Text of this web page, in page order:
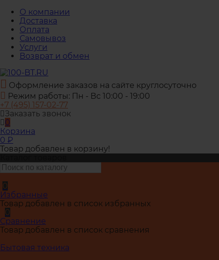
О компании
Доставка
Оплата
Самовывоз
Услуги
Возврат и обмен
Оформление заказов на сайте круглосуточно
Режим работы: Пн - Вс 10:00 - 19:00
+7 (495) 157-02-77
Заказать звонок
0
Корзина
0 ₽
Товар добавлен в корзину!
0
Избранные
Товар добавлен в список избранных
0
Сравнение
Товар добавлен в список сравнения
Бытовая техника